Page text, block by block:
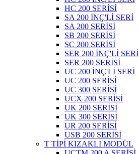
HC 200 SERİSİ
SA 200 İNÇ'Lİ SERİ
SA 200 SERİSİ
SB 200 SERİSİ
SC 200 SERİSİ
SER 200 İNÇ'Lİ SERİ
SER 200 SERİSİ
UC 200 İNÇ'Lİ SERİ
UC 200 SERİSİ
UC 300 SERİSİ
UCX 200 SERİSİ
UK 200 SERİSİ
UK 300 SERİSİ
UR 200 SERİSİ
USB 200 SERİSİ
T TİPİ KIZAKLI MODÜL